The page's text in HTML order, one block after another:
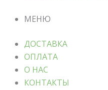
МЕНЮ
ДОСТАВКА
ОПЛАТА
О НАС
КОНТАКТЫ